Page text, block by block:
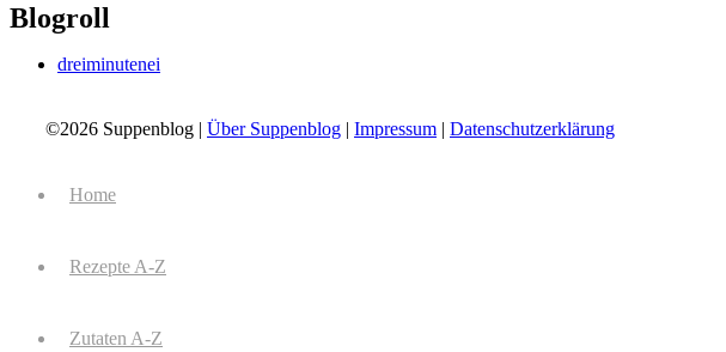
Blogroll
dreiminutenei
©2026 Suppenblog | Über Suppenblog | Impressum | Datenschutzerklärung
Home
Rezepte A-Z
Zutaten A-Z